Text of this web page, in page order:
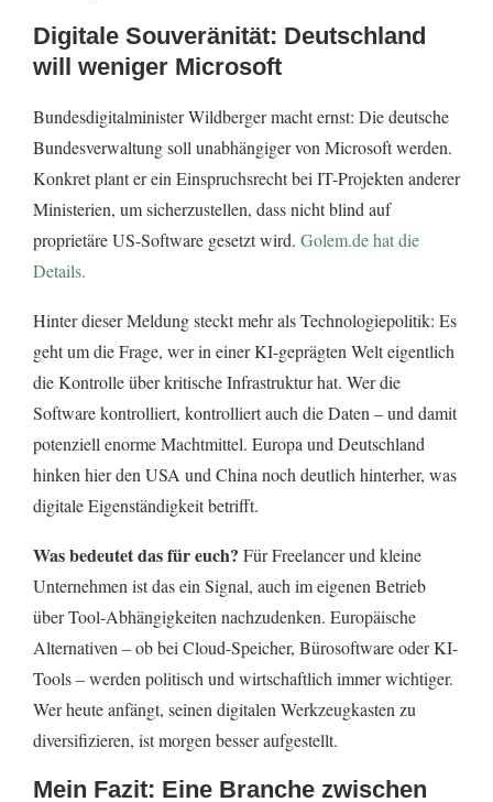
Digitale Souveränität: Deutschland
will weniger Microsoft
Bundesdigitalminister Wildberger macht ernst: Die deutsche
Bundesverwaltung soll unabhängiger von Microsoft werden.
Konkret plant er ein Einspruchsrecht bei IT-Projekten anderer
Ministerien, um sicherzustellen, dass nicht blind auf
proprietäre US-Software gesetzt wird. Golem.de hat die
Details.
Hinter dieser Meldung steckt mehr als Technologiepolitik: Es
geht um die Frage, wer in einer KI-geprägten Welt eigentlich
die Kontrolle über kritische Infrastruktur hat. Wer die
Software kontrolliert, kontrolliert auch die Daten – und damit
potenziell enorme Machtmittel. Europa und Deutschland
hinken hier den USA und China noch deutlich hinterher, was
digitale Eigenständigkeit betrifft.
Was bedeutet das für euch? Für Freelancer und kleine
Unternehmen ist das ein Signal, auch im eigenen Betrieb
über Tool-Abhängigkeiten nachzudenken. Europäische
Alternativen – ob bei Cloud-Speicher, Bürosoftware oder KI-
Tools – werden politisch und wirtschaftlich immer wichtiger.
Wer heute anfängt, seinen digitalen Werkzeugkasten zu
diversifizieren, ist morgen besser aufgestellt.
Mein Fazit: Eine Branche zwischen